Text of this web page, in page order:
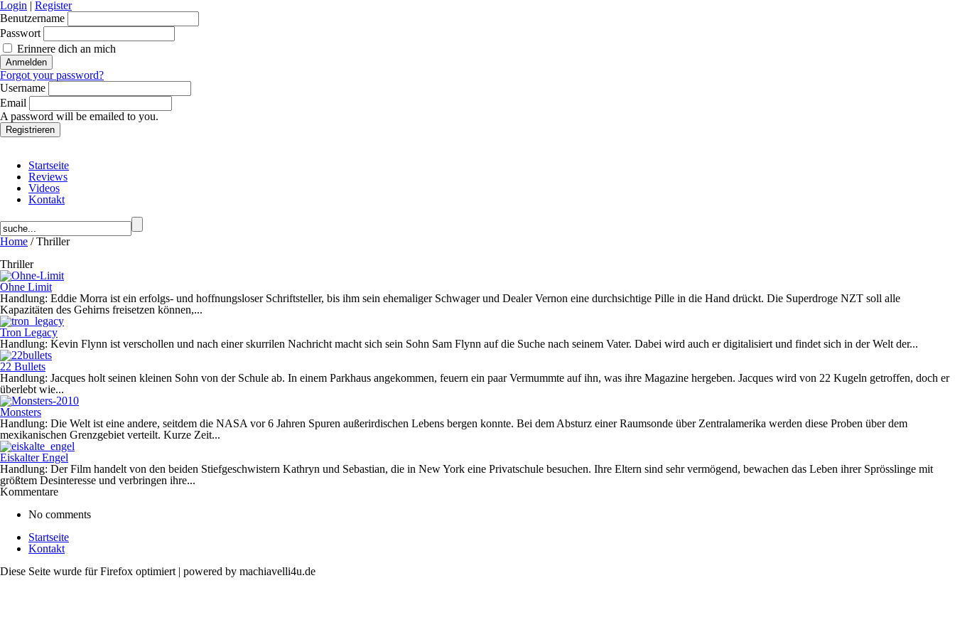
Login | Register
Benutzername
Passwort
Erinnere dich an mich
Forgot your password?
Username
Email
A password will be emailed to you.
Startseite
Reviews
Videos
Kontakt
Home / Thriller
Thriller
Ohne Limit
Handlung: Eddie Morra ist ein erfolgs- und hoffnungsloser Schriftsteller, bis ihm sein ehemaliger Schwager und Dealer Vernon eine durchsichtige Pille in die Hand drückt. Die Superdroge NZT soll alle
Kapazitäten des Gehirns freisetzen können,...
Tron Legacy
Handlung: Kevin Flynn ist verschollen und nach einer skurrilen Nachricht macht sich sein Sohn Sam Flynn auf die Suche nach seinem Vater. Dabei wird auch er digitalisiert und findet sich in der Welt der...
22 Bullets
Handlung: Jacques holt seinen kleinen Sohn von der Schule ab. In einem Parkhaus angekommen, feuern ein paar Vermummte auf ihn, was ihre Magazine hergeben. Jacques wird von 22 Kugeln getroffen, doch er
überlebt wie...
Monsters
Handlung: Die Welt ist eine andere, seitdem die NASA vor 6 Jahren Spuren außerirdischen Lebens bergen konnte. Bei dem Absturz einer Raumsonde über Zentralamerika werden diese Proben über dem
mexikanischen Grenzgebiet verteilt. Kurze Zeit...
Eiskalter Engel
Handlung: Der Film handelt von den beiden Stiefgeschwistern Kathryn und Sebastian, die in New York eine Privatschule besuchen. Ihre Eltern sind sehr vermögend, bewachen das Leben ihrer Sprösslinge mit
größtem Desinteresse und verbringen ihre...
Kommentare
No comments
Startseite
Kontakt
Diese Seite wurde für Firefox optimiert | powered by machiavelli4u.de